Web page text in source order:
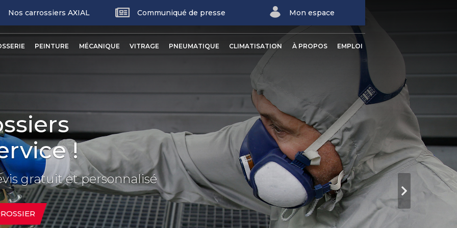
Nos carrossiers AXIAL Communiqué de presse Mon espace
PEINTURE MÉCANIQUE VITRAGE PNEUMATIQUE CLIMATISATION À PROPOS EMPLOI
!
gratuit et personnalisé